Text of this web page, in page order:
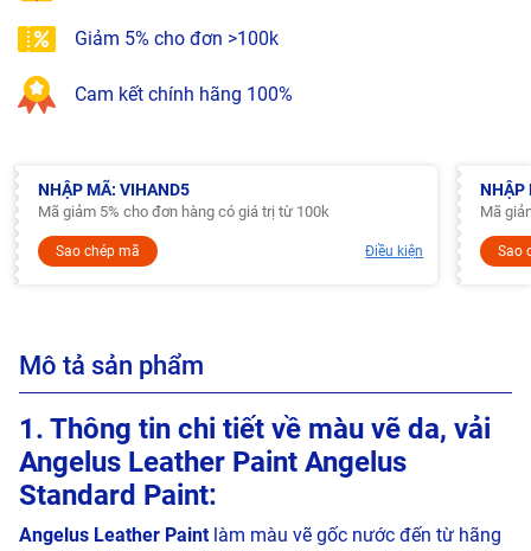
Giảm 5% cho đơn >100k
Cam kết chính hãng 100%
NHẬP MÃ: VIHAND5
Mã giảm 5% cho đơn hàng có giá trị từ 100k
Sao chép mã Điều kiện
NHẬP
Mã
Sao
Mô tả sản phẩm
1. Thông tin chi tiết về màu vẽ da, vải
Angelus Leather Paint Angelus
Standard Paint:
Angelus Leather Paint làm màu vẽ gốc nước đến từ hãng